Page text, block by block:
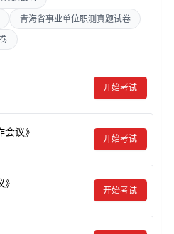
青海省事业单位职测真题试卷
开始考试
议》
开始考试
开始考试